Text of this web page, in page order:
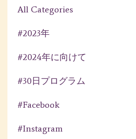
All Categories
#2023年
#2024年に向けて
#30日プログラム
#facebook
#instagram